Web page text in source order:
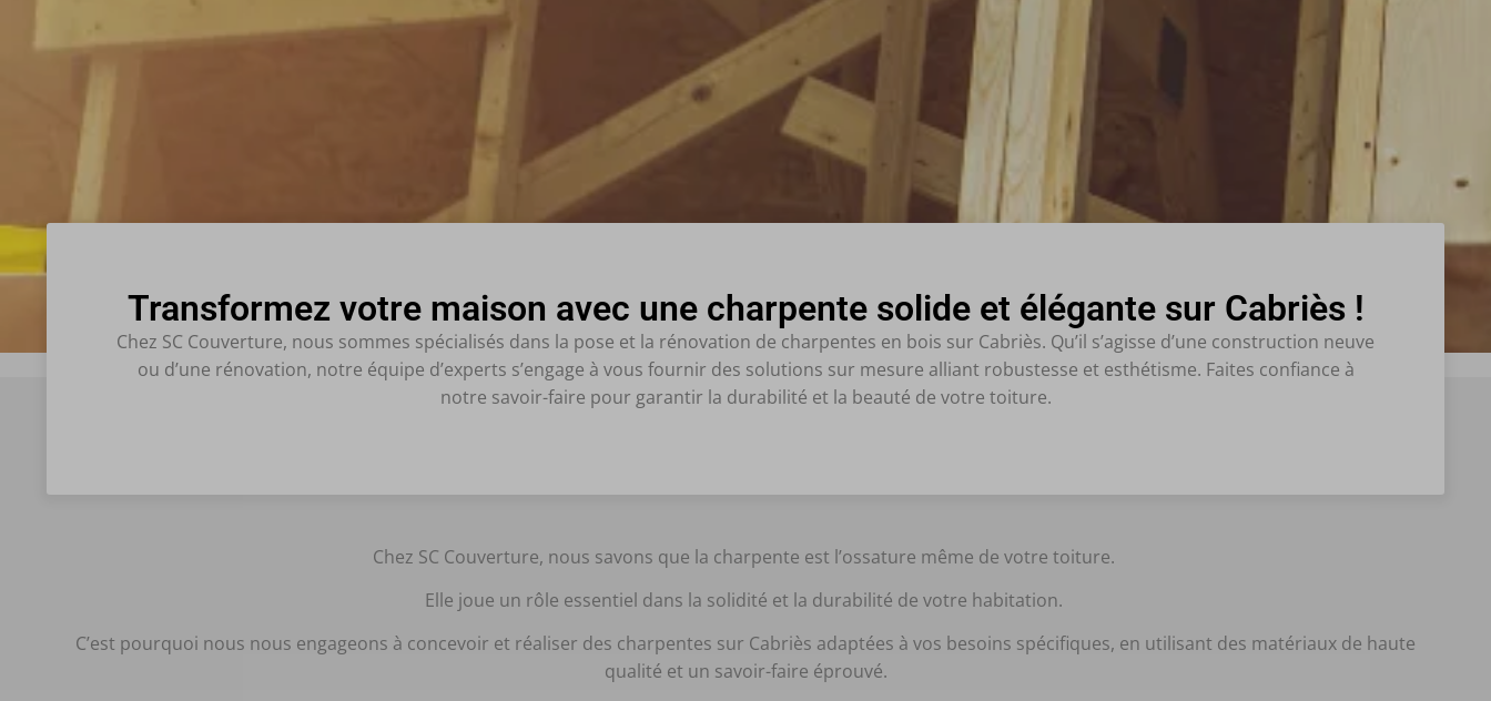
Transformez votre maison avec une charpente solide et élégante sur Cabriès !
Chez SC Couverture, nous sommes spécialisés dans la pose et la rénovation de charpentes en bois sur Cabriès. Qu’il s’agisse d’une construction neuve
ou d’une rénovation, notre équipe d’experts s’engage à vous fournir des solutions sur mesure alliant robustesse et esthétisme. Faites confiance à
notre savoir-faire pour garantir la durabilité et la beauté de votre toiture.
Chez SC Couverture, nous savons que la charpente est l’ossature même de votre toiture.
Elle joue un rôle essentiel dans la solidité et la durabilité de votre habitation.
C’est pourquoi nous nous engageons à concevoir et réaliser des charpentes sur Cabriès adaptées à vos besoins spécifiques, en utilisant des matériaux de haute
qualité et un savoir-faire éprouvé.